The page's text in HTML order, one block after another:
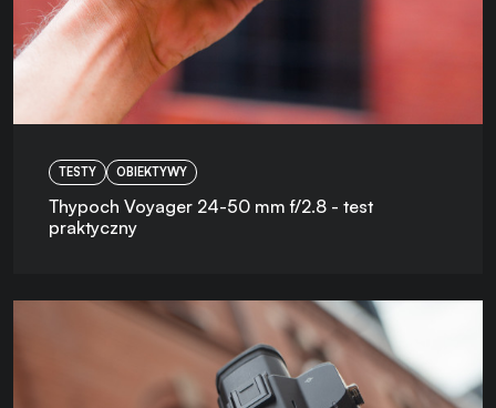
TESTY OBIEKTYWY
Thypoch Voyager 24-50 mm f/2.8 - test
praktyczny